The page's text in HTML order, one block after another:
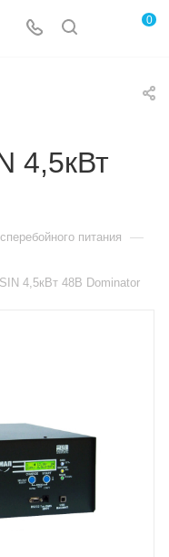
0
4,5кВт
питания —
4,5кВт 48В Dominator